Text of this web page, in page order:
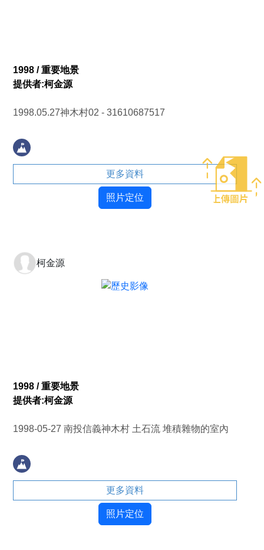
1998 / 重要地景
提供者:柯金源
1998.05.27神木村02 - 31610687517
更多資料
照片定位
柯金源
1998 / 重要地景
提供者:柯金源
1998-05-27 南投信義神木村 土石流 堆積雜物的室內
更多資料
照片定位